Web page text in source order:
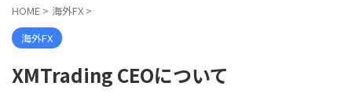
HOME > 海外FX >
海外FX
XMTrading CEOについて